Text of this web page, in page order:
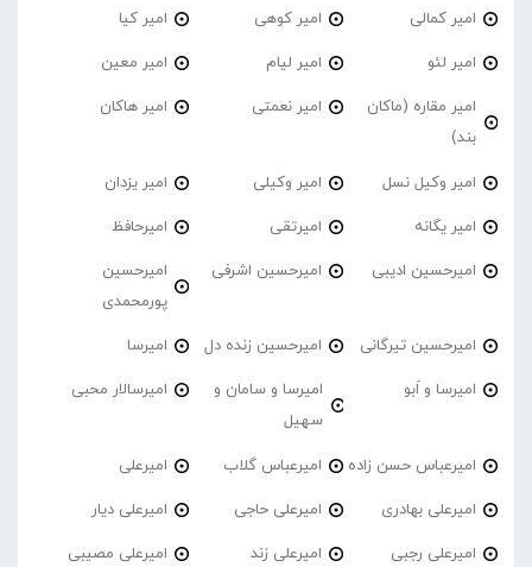
امیر کمالی امیر کوهی امیر کیا
امیر لئو امیر لیام امیر معین
امیر مقاره (ماکان
بند)
امیر نعمتی امیر هاکان
امیر وکیل نسل امیر وکیلی امیر یزدان
امیر یگانه امیرتقی امیرحافظ
امیرحسین ادیبی امیرحسین اشرفی
امیرحسین
پورمحمدی
امیرحسین تیرگانی امیرحسین زنده دل امیرسا
امیرسا و اَبو
امیرسا و سامان و
سهیل
امیرسالار محبی
امیرعباس حسن زاده امیرعباس گلاب امیرعلی
امیرعلی بهادری امیرعلی حاجی امیرعلی دیار
امیرعلی رجبی امیرعلی زند امیرعلی مصیبی